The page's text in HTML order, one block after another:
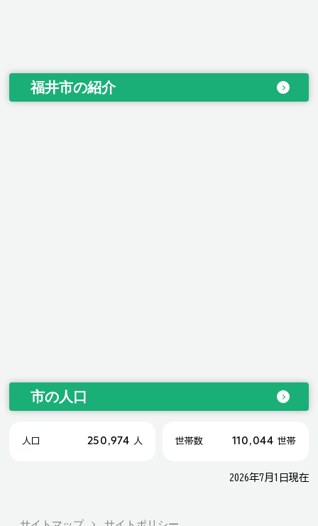
福井市の紹介
市の人口
人口 250,974 人 世帯数 110,044 世帯
2026年7月1日現在